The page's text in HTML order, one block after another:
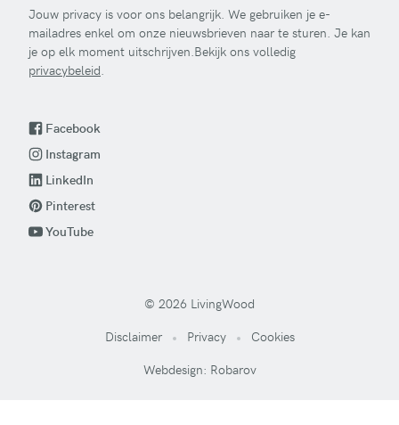
Jouw privacy is voor ons belangrijk. We gebruiken je e-
mailadres enkel om onze nieuwsbrieven naar te sturen. Je kan
je op elk moment uitschrijven.Bekijk ons volledig
privacybeleid.
Facebook
Instagram
LinkedIn
Pinterest
YouTube
© 2026 LivingWood
Disclaimer
Privacy
Cookies
Webdesign: Robarov